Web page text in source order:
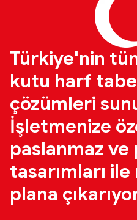
Türkiye'nin
kutu harf
çözümleri
İşletmenize
paslanmaz
tasarımları ile
plana